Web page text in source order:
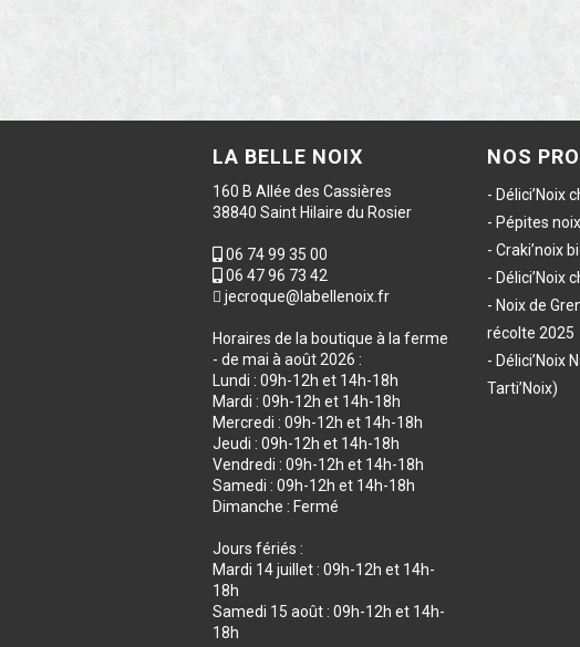
LA BELLE NOIX
160 B Allée des Cassières
38840 Saint Hilaire du Rosier
06 74 99 35 00
06 47 96 73 42
jecroque@labellenoix.fr
Horaires de la boutique à la ferme
- de mai à août 2026 :
Lundi : 09h-12h et 14h-18h
Mardi : 09h-12h et 14h-18h
Mercredi : 09h-12h et 14h-18h
Jeudi : 09h-12h et 14h-18h
Vendredi : 09h-12h et 14h-18h
Samedi : 09h-12h et 14h-18h
Dimanche : Fermé
Jours fériés :
Mardi 14 juillet : 09h-12h et 14h-
18h
Samedi 15 août : 09h-12h et 14h-
18h
NOS
Délici’Noix
Pépites
Craki’noix
Délici’Noix
Noix de
récolte 2025
Délici’Noix
Tarti’Noix)